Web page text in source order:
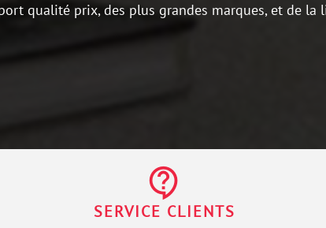
qualité prix, des plus grandes marques, et de la
contact_support
SERVICE CLIENTS